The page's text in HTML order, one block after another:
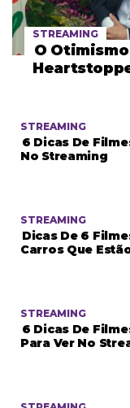
STREAMING
O
STREAMING
6 Dicas De
No Streaming
STREAMING
Dicas De 6
Carros Que
STREAMING
6 Dicas De
Para Ver No